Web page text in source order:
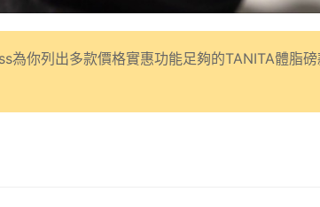
你列出多款價格實惠功能足夠的TANITA體脂